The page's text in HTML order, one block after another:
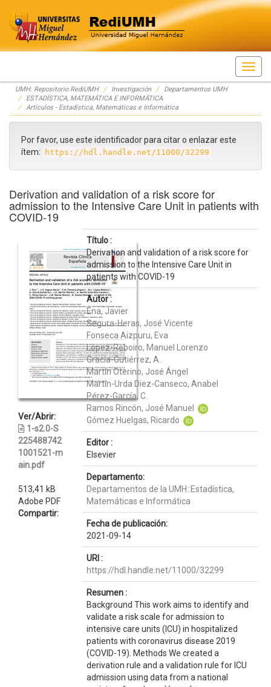
Skip
navigation
UMH: Repositorio RediUMH Investigación
Departamentos UMH
ESTADÍSTICA, MATEMÁTICA E INFORMÁTICA
Artículos - Estadística, Matemáticas e Informática
Por favor, use este identificador para citar o enlazar este
ítem:
https://hdl.handle.net/11000/32299
Derivation and validation of a risk score for
admission to the Intensive Care Unit in patients with
COVID-19
Ver/Abrir:
1-s2.0-S
225488742
1001521-m
ain.pdf
513,41 kB
Adobe PDF
Compartir:
Título :
Derivation and validation of a risk score for
admission to the Intensive Care Unit in
patients with COVID-19
Autor :
Ena, Javier
Segura-Heras, José Vicente
Fonseca Aizpuru, Eva
López-Reboiro, Manuel Lorenzo
Gracia-Gutiérrez, A.
Martín Oterino, José Ángel
Martin-Urda Diez-Canseco, Anabel
Pérez-García, C.
Ramos Rincón, José Manuel
Gómez Huelgas, Ricardo
Editor :
Elsevier
Departamento:
Departamentos de la UMH::Estadística,
Matemáticas e Informática
Fecha de publicación:
2021-09-14
URI :
https://hdl.handle.net/11000/32299
Resumen :
Background This work aims to identify and
validate a risk scale for admission to
intensive care units (ICU) in hospitalized
patients with coronavirus disease 2019
(COVID-19). Methods We created a
derivation rule and a validation rule for ICU
admission using data from a national